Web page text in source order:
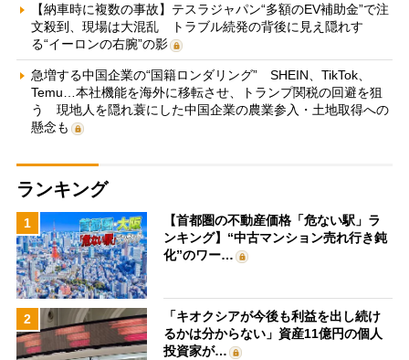
【納車時に複数の事故】テスラジャパン“多額のEV補助金”で注
文殺到、現場は大混乱 トラブル続発の背後に見え隠れす
る“イーロンの右腕”の影
急増する中国企業の“国籍ロンダリング” SHEIN、TikTok、
Temu…本社機能を海外に移転させ、トランプ関税の回避を狙
う 現地人を隠れ蓑にした中国企業の農業参入・土地取得への
懸念も
ランキング
1
【首都圏の不動産価格「危ない駅」ラ
ンキング】“中古マンション売れ行き鈍
化”のワー…
2
「キオクシアが今後も利益を出し続け
るかは分からない」資産11億円の個人
投資家が…